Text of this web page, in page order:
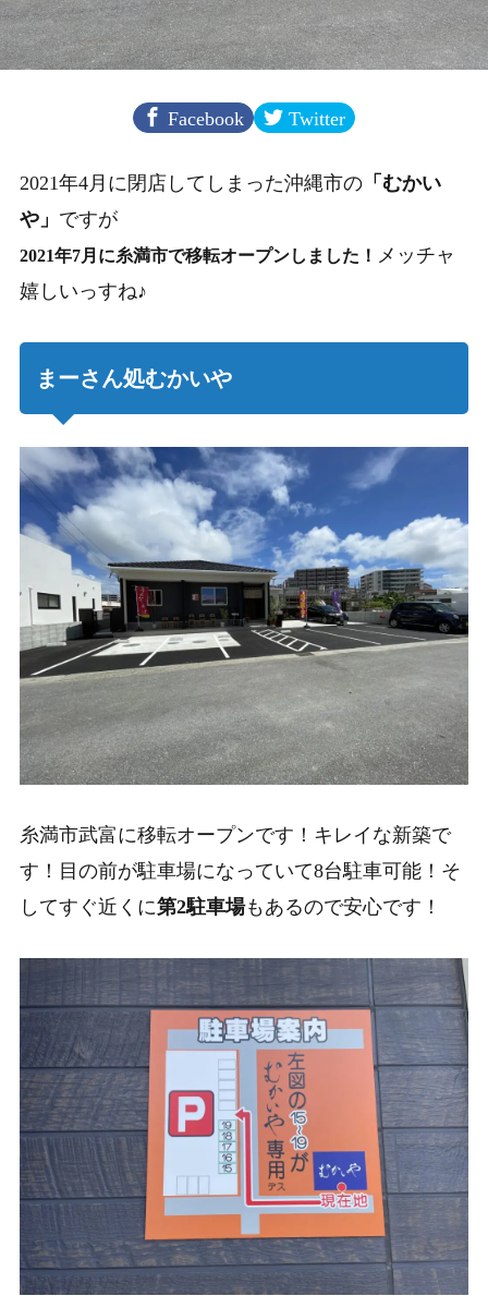
Facebook Twitter
2021年4月に閉店してしまった沖縄市の「むかい
や」 ですが
2021年7月に糸満市で移転オープンしました！ メッチャ
嬉しいっすね♪
まーさん処むかいや
糸満市武富に移転オープンです！キレイな新築で
す！目の前が駐車場になっていて8台駐車可能！そ
してすぐ近くに第2駐車場もあるので安心です！